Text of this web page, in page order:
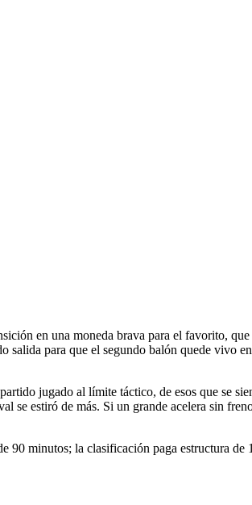
en una moneda brava para el favorito,
para que el segundo balón quede vivo
jugado al límite táctico, de esos que se
estiró de más. Si un grande acelera sin
90 minutos; la clasificación paga estructura de